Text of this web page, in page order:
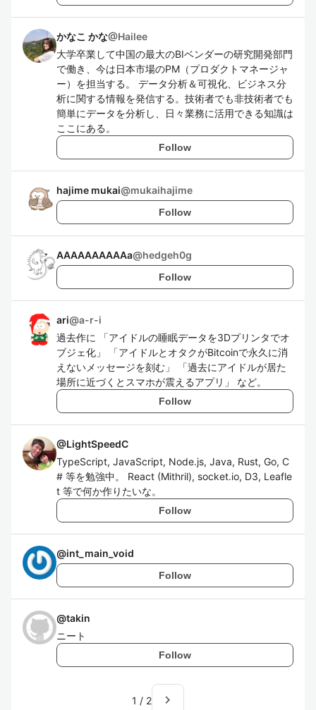
かなこ かな@Hailee
大学卒業して中国の最大のBIベンダーの研究開発部門
で働き、今は日本市場のPM（プロダクトマネージャ
ー）を担当する。 データ分析＆可視化、ビジネス分
析に関する情報を発信する。技術者でも非技術者でも
簡単にデータを分析し、日々業務に活用できる知識は
ここにある。
Follow
hajime mukai@mukaihajime
Follow
AAAAAAAAAAa@hedgeh0g
Follow
ari@a-r-i
過去作に 「アイドルの睡眠データを3Dプリンタでオ
ブジェ化」 「アイドルとオタクがBitcoinで永久に消
えないメッセージを刻む」 「過去にアイドルが居た
場所に近づくとスマホが震えるアプリ」 など。
Follow
@LightSpeedC
TypeScript, JavaScript, Node.js, Java, Rust, Go, C
# 等を勉強中。 React (Mithril), socket.io, D3, Leafle
t 等で何か作りたいな。
Follow
@int_main_void
Follow
@takin
ニート
Follow
1 / 2 navigate_next